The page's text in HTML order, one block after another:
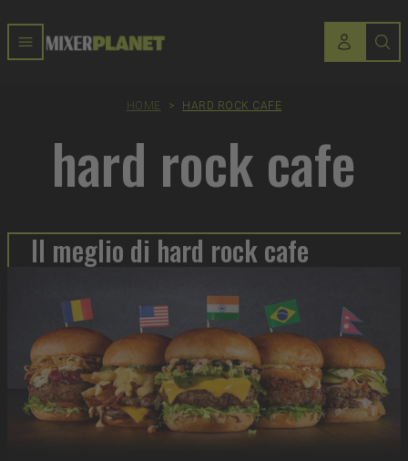
HOME > HARD ROCK CAFE
hard rock cafe
Il meglio di hard rock cafe